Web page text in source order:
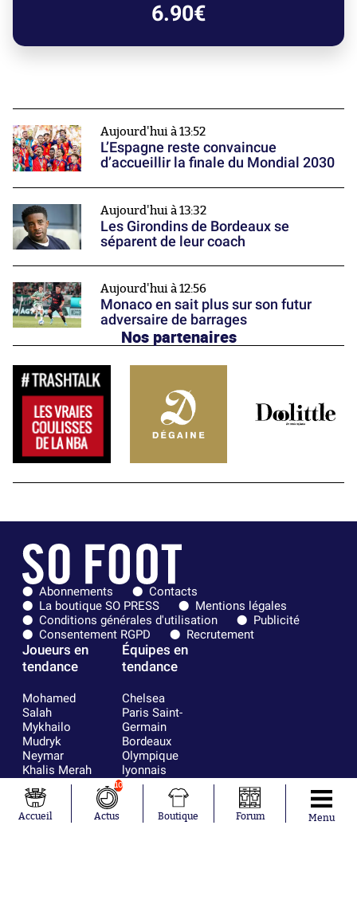
6.90€
Aujourd'hui à 13:52
L’Espagne reste convaincue
d’accueillir la finale du Mondial 2030
Aujourd'hui à 13:32
Les Girondins de Bordeaux se
séparent de leur coach
Aujourd'hui à 12:56
Monaco en sait plus sur son futur
adversaire de barrages
Nos partenaires
Abonnements
Contacts
La boutique SO PRESS
Mentions légales
Conditions générales d'utilisation
Publicité
Consentement RGPD
Recrutement
Joueurs en
tendance
Mohamed
Salah
Mykhailo
Mudryk
Neymar
Khalis Merah
Loïs Openda
Moussa
Niakhaté
Équipes en
tendance
Chelsea
Paris Saint-
Germain
Bordeaux
Olympique
lyonnais
FIFA
Real Madrid
RC Strasbourg
AC Milan
Accueil
10
Actus Boutique Forum Menu